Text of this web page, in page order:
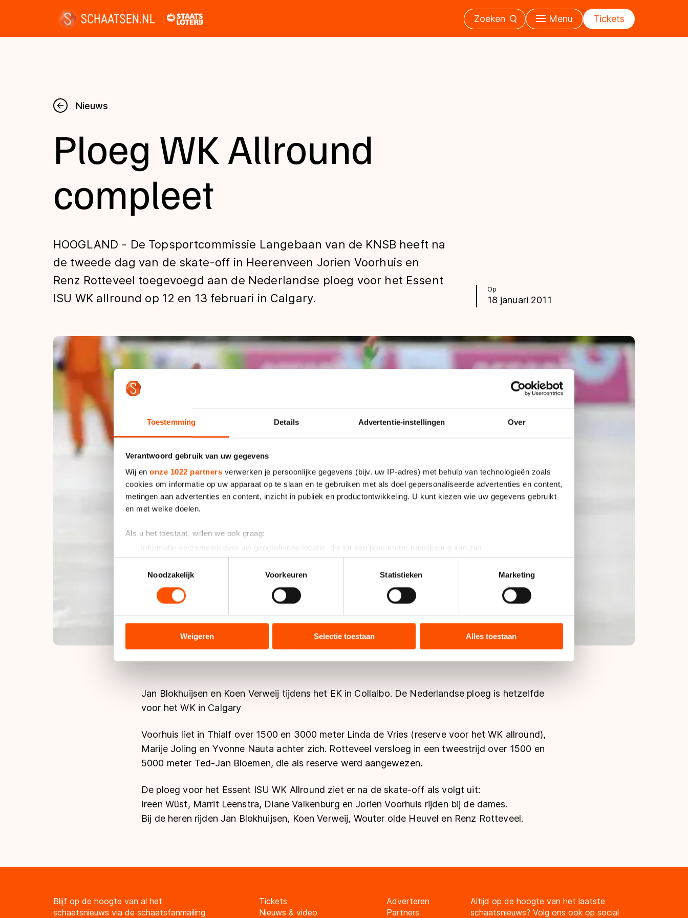
Toestemming Details Advertentie-instellingen Over
Verantwoord gebruik van uw gegevens
Wij en onze 1022 partners verwerken je persoonlijke gegevens (bijv. uw IP-adres) met behulp van technologieën zoals
cookies om informatie op uw apparaat op te slaan en te gebruiken met als doel gepersonaliseerde advertenties en content,
metingen aan advertenties en content, inzicht in publiek en productontwikkeling. U kunt kiezen wie uw gegevens gebruikt
en met welke doelen.
Als u het toestaat, willen we ook graag:
Informatie verzamelen over uw geografische locatie, die tot een paar meter nauwkeurig kan zijn
Uw apparaat identificeren door het actief te scannen op specifieke eigenschappen (fingerprinting)
Lees meer over hoe uw persoonlijke gegevens worden verwerkt en stel uw voorkeuren in het
detailgedeeltein. U kunt uw
toestemming op elk moment wijzigen of intrekken in de Cookieverklaring.
analyseren. We delen informatie over uw gebruik van onze site met onze partners voor social media, advertenties en
analyse. Zij kunnen deze combineren met andere gegevens die u aan hen heeft verstrekt of die zij hebben verzameld via
hun services. Sommige partners kunnen gegevens doorgeven aan landen buiten de EU, zoals de VS, waar mogelijk geen
adequaat beschermingsniveau geldt volgens de GDPR. Door op ‘Toestaan’ te klikken, stemt u in met deze overdracht.
Noodzakelijk
Voorkeuren Statistieken Marketing
Weigeren Selectie toestaan Alles toestaan
Zoeken Menu Tickets
Nieuws
Kalender
Disciplines
Uitslagen
Tijden & historie
De weg op
Olympische Spelen
Nieuws
Op
18 januari 2011
Ploeg WK Allround
compleet
HOOGLAND - De Topsportcommissie Langebaan van de KNSB heeft na
de tweede dag van de skate-off in Heerenveen Jorien Voorhuis en
Renz Rotteveel toegevoegd aan de Nederlandse ploeg voor het Essent
ISU WK allround op 12 en 13 februari in Calgary.
Jan Blokhuijsen en Koen Verweij tijdens het EK in Collalbo. De Nederlandse ploeg is hetzelfde
voor het WK in Calgary
Voorhuis liet in Thialf over 1500 en 3000 meter Linda de Vries (reserve voor het WK allround),
Marije Joling en Yvonne Nauta achter zich. Rotteveel versloeg in een tweestrijd over 1500 en
5000 meter Ted-Jan Bloemen, die als reserve werd aangewezen.
De ploeg voor het Essent ISU WK Allround ziet er na de skate-off als volgt uit:
Ireen Wüst, Marrit Leenstra, Diane Valkenburg en Jorien Voorhuis rijden bij de dames.
Bij de heren rijden Jan Blokhuijsen, Koen Verweij, Wouter olde Heuvel en Renz Rotteveel.
Blijf op de hoogte van al het
schaatsnieuws via de schaatsfanmailing
Tickets
Nieuws & video
Adverteren
Partners
Altijd op de hoogte van het laatste
schaatsnieuws? Volg ons ook op social